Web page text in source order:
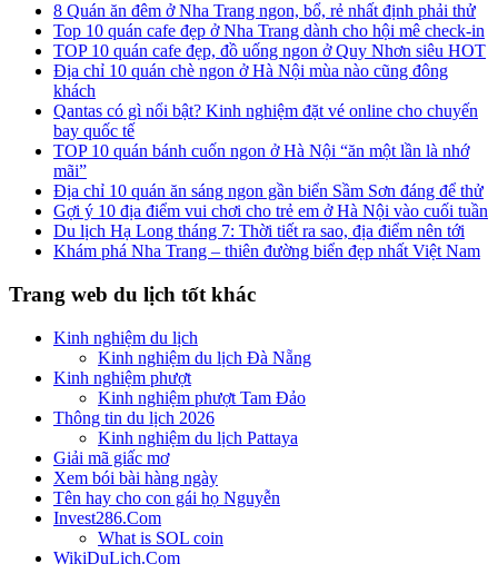
8 Quán ăn đêm ở Nha Trang ngon, bổ, rẻ nhất định phải thử
Top 10 quán cafe đẹp ở Nha Trang dành cho hội mê check-in
TOP 10 quán cafe đẹp, đồ uống ngon ở Quy Nhơn siêu HOT
Địa chỉ 10 quán chè ngon ở Hà Nội mùa nào cũng đông
khách
Qantas có gì nổi bật? Kinh nghiệm đặt vé online cho chuyến
bay quốc tế
TOP 10 quán bánh cuốn ngon ở Hà Nội “ăn một lần là nhớ
mãi”
Địa chỉ 10 quán ăn sáng ngon gần biển Sầm Sơn đáng để thử
Gợi ý 10 địa điểm vui chơi cho trẻ em ở Hà Nội vào cuối tuần
Du lịch Hạ Long tháng 7: Thời tiết ra sao, địa điểm nên tới
Khám phá Nha Trang – thiên đường biển đẹp nhất Việt Nam
Trang web du lịch tốt khác
Kinh nghiệm du lịch
Kinh nghiệm du lịch Đà Nẵng
Kinh nghiệm phượt
Kinh nghiệm phượt Tam Đảo
Thông tin du lịch 2026
Kinh nghiệm du lịch Pattaya
Giải mã giấc mơ
Xem bói bài hàng ngày
Tên hay cho con gái họ Nguyễn
Invest286.Com
What is SOL coin
WikiDuLich.Com